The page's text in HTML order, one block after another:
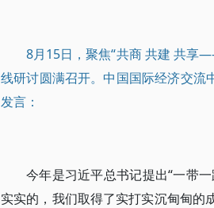
8月15日，聚焦“共商 共建 共享
线研讨圆满召开。中国国际经济交流
发言：
今年是习近平总书记提出“一带
实实的，我们取得了实打实沉甸甸的